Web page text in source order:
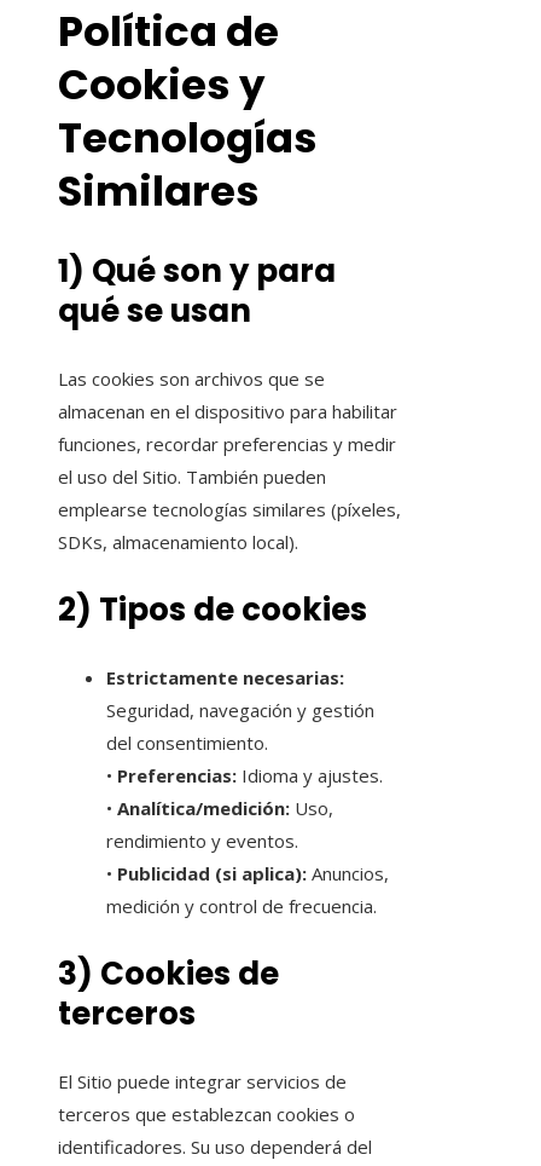
Política de
Cookies y
Tecnologías
Similares
1) Qué son y para
qué se usan
Las cookies son archivos que se
almacenan en el dispositivo para habilitar
funciones, recordar preferencias y medir
el uso del Sitio. También pueden
emplearse tecnologías similares (píxeles,
SDKs, almacenamiento local).
2) Tipos de cookies
Estrictamente necesarias:
Seguridad, navegación y gestión
del consentimiento.
• Preferencias: Idioma y ajustes.
• Analítica/medición: Uso,
rendimiento y eventos.
• Publicidad (si aplica): Anuncios,
medición y control de frecuencia.
3) Cookies de
terceros
El Sitio puede integrar servicios de
terceros que establezcan cookies o
identificadores. Su uso dependerá del